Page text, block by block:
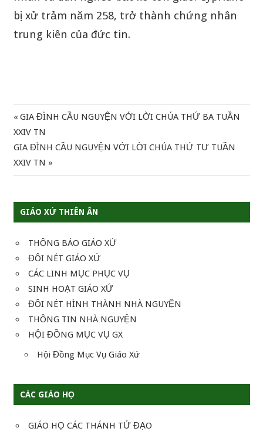
GIÁO XỨ THIÊN ÂN
THÔNG BÁO GIÁO XỨ
ĐÔI NÉT GIÁO XỨ
CÁC LINH MỤC PHỤC VỤ
SINH HOẠT GIÁO XỨ
ĐÔI NÉT HÌNH THÀNH NHÀ NGUYỆN
THÔNG TIN NHÀ NGUYỆN
HỘI ĐỒNG MỤC VỤ GX
Hội Đồng Mục Vụ Giáo Xứ
CÁC GIÁO HỌ
GIÁO HỌ CÁC THÁNH TỬ ĐẠO
bị xử trảm năm 258, trở thành chứng nhân
trung kiên của đức tin.
Điều
hướng
bài
Previous
Post:
GIA ĐÌNH CẦU NGUYỆN VỚI LỜI CHÚA THỨ BA TUẦN
XXIV TN
Next
Post:
GIA ĐÌNH CẦU NGUYỆN VỚI LỜI CHÚA THỨ TƯ TUẦN
XXIV TN